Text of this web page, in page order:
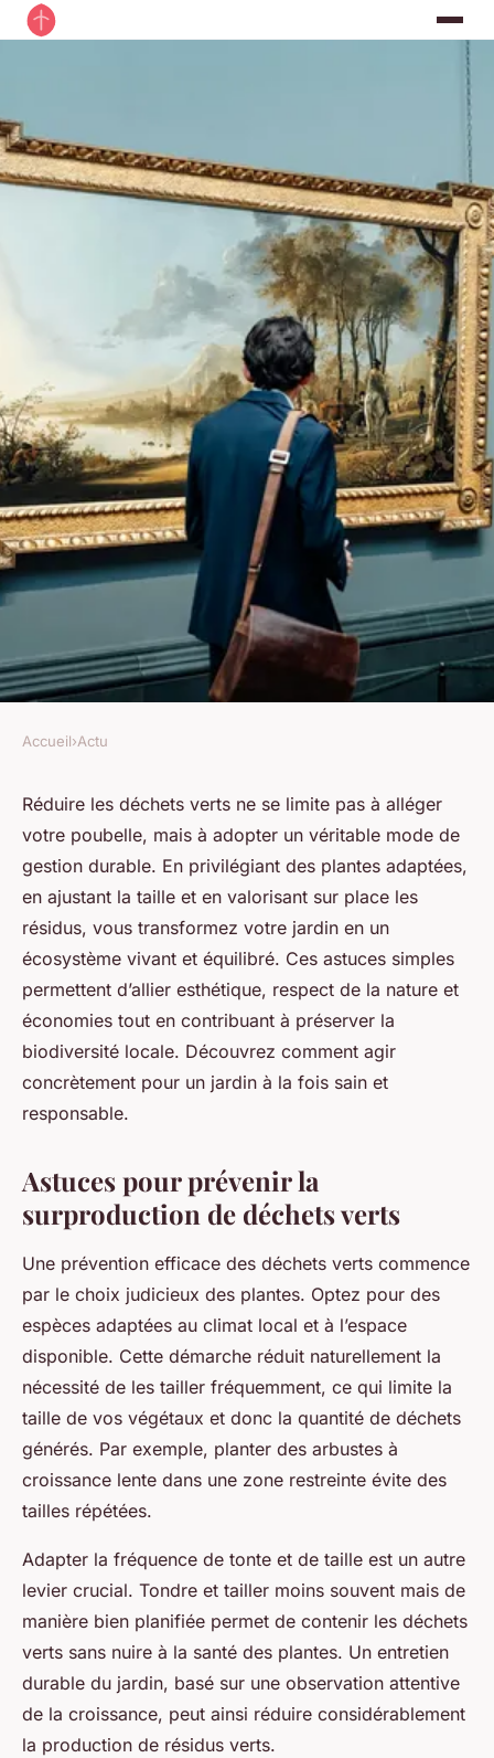
10 astuces pour réduire
efficacement les déchets verts
au jardin
Élise•1 août 2025•5 min de lecture
Accueil›Actu
Réduire les déchets verts ne se limite pas à alléger
votre poubelle, mais à adopter un véritable mode de
gestion durable. En privilégiant des plantes adaptées,
en ajustant la taille et en valorisant sur place les
résidus, vous transformez votre jardin en un
écosystème vivant et équilibré. Ces astuces simples
permettent d’allier esthétique, respect de la nature et
économies tout en contribuant à préserver la
biodiversité locale. Découvrez comment agir
concrètement pour un jardin à la fois sain et
responsable.
Astuces pour prévenir la
surproduction de déchets verts
Une prévention efficace des déchets verts commence
par le choix judicieux des plantes. Optez pour des
espèces adaptées au climat local et à l’espace
disponible. Cette démarche réduit naturellement la
nécessité de les tailler fréquemment, ce qui limite la
taille de vos végétaux et donc la quantité de déchets
générés. Par exemple, planter des arbustes à
croissance lente dans une zone restreinte évite des
tailles répétées.
Adapter la fréquence de tonte et de taille est un autre
levier crucial. Tondre et tailler moins souvent mais de
manière bien planifiée permet de contenir les déchets
verts sans nuire à la santé des plantes. Un entretien
durable du jardin, basé sur une observation attentive
de la croissance, peut ainsi réduire considérablement
la production de résidus verts.